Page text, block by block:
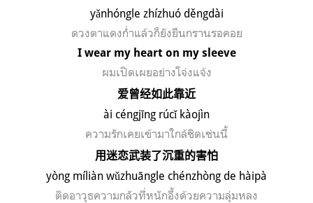
yǎnhóngle zhízhuó děngdài
ดวงตาแดงก่ำแล้วก็ยังยืนกรานรอคอย
I wear my heart on my sleeve
ผมเปิดเผยอย่างโจ่งแจ้ง
爱曾经如此靠近
ài céngjīng rúcǐ kàojìn
ความรักเคยเข้ามาใกล้ชิดเช่นนี้
用迷恋武装了沉重的害怕
yòng míliàn wǔzhuāngle chénzhòng de hàipà
ติดอาวุธความกลัวที่หนักอึ้งด้วยความลุ่มหลง